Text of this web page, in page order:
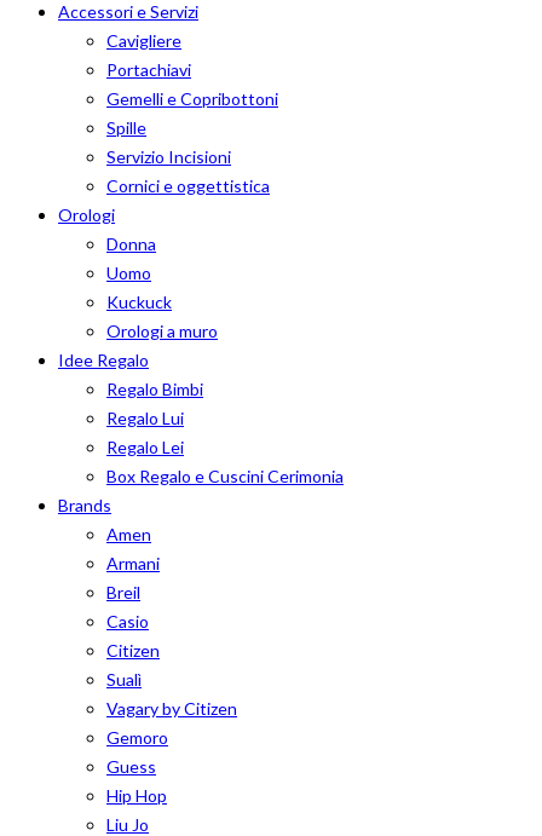
Accessori e Servizi
Cavigliere
Portachiavi
Gemelli e Copribottoni
Spille
Servizio Incisioni
Cornici e oggettistica
Orologi
Donna
Uomo
Kuckuck
Orologi a muro
Idee Regalo
Regalo Bimbi
Regalo Lui
Regalo Lei
Box Regalo e Cuscini Cerimonia
Brands
Amen
Armani
Breil
Casio
Citizen
Sualì
Vagary by Citizen
Gemoro
Guess
Hip Hop
Liu Jo